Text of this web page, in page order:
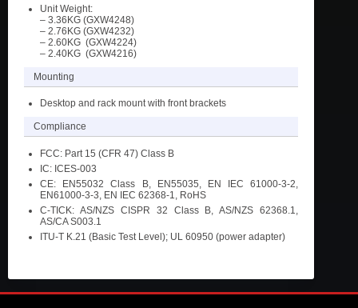
Unit Weight:
– 3.36KG (GXW4248)
– 2.76KG (GXW4232)
– 2.60KG (GXW4224)
– 2.40KG (GXW4216)
Mounting
Desktop and rack mount with front brackets
Compliance
FCC: Part 15 (CFR 47) Class B
IC: ICES-003
CE: EN55032 Class B, EN55035, EN IEC 61000-3-2,
EN61000-3-3, EN IEC 62368-1, RoHS
C-TICK: AS/NZS CISPR 32 Class B, AS/NZS 62368.1,
AS/CA S003.1
ITU-T K.21 (Basic Test Level); UL 60950 (power adapter)